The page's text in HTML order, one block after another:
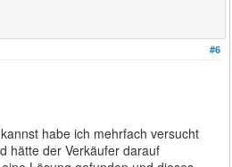
#6
habe ich mehrfach versucht
hätte der Verkäufer darauf